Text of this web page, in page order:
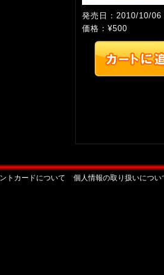
発売日：2010/10/06
価格：¥500
トカードについて 個人情報の取り扱いについ